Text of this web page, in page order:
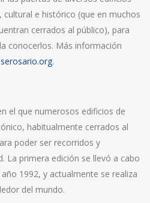
e histórico (que en muchos
cerrados al público), para
conocerlos. Más información
.
el que numerosos edificios de
habitualmente cerrados al
poder ser recorridos y
La primera edición se llevó a cabo
1992, y actualmente se realiza
del mundo.